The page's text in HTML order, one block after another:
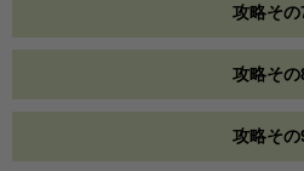
攻略その
攻略その
攻略その